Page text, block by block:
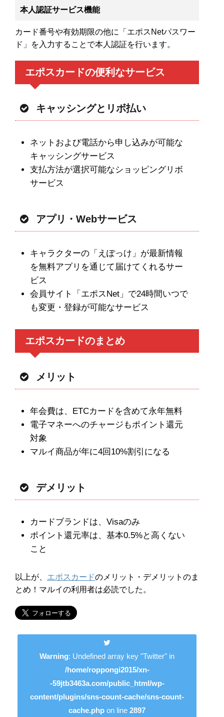
本人認証サービス機能
カード番号や有効期限の他に「エポスNetパスワー
ド」を入力することで本人認証を行います。
エポスカードの便利なサービス
キャッシングとリボ払い
ネットおよび電話から申し込みが可能な
キャッシングサービス
支払方法が選択可能なショッピングリボ
サービス
アプリ・Webサービス
キャラクターの「えぽっけ」が最新情報
を無料アプリを通じて届けてくれるサー
ビス
会員サイト「エポスNet」で24時間いつで
も変更・登録が可能なサービス
エポスカードのまとめ
メリット
年会費は、ETCカードを含めて永年無料
電子マネーへのチャージもポイント還元
対象
マルイ商品が年に4回10%割引になる
デメリット
カードブランドは、Visaのみ
ポイント還元率は、基本0.5%と高くない
こと
以上が、 エポスカードのメリット・デメリットのま
とめ！マルイの利用者は必読でした。
Warning: Undefined array key "Twitter" in
/home/roppongi2015/xn-
-59jtb3463a.com/public_html/wp-
content/plugins/sns-count-cache/sns-count-
cache.php on line 2897